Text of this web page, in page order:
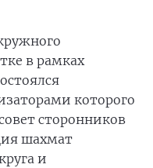
в рамках
которого
сторонников
шахмат
и